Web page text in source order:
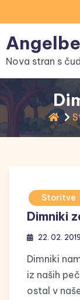
to
content
Nova stran s
Storitve
Dimniki
22. 02. 2019
Dimniki
iz naših
ostal v